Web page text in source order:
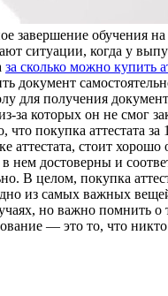
завершение
ситуации, когда у
за сколько можно купить
документ
для получения
которых он не смог
покупка аттестата
аттестата, стоит
нем достоверны и
В целом, покупка
из самых важных
но важно помнить о
— это то, что никто